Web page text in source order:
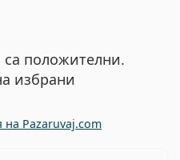
са положителни.
избрани
Pazaruvaj.com